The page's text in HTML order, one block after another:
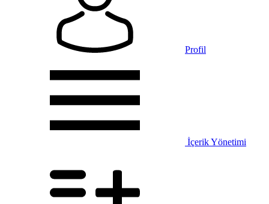
Profil
İçerik Yönetimi